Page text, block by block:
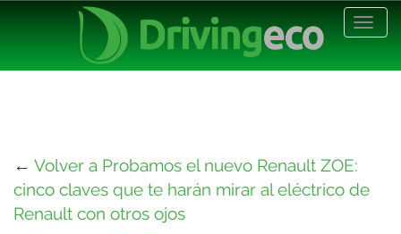
← Volver a Probamos el nuevo Renault ZOE:
cinco claves que te harán mirar al eléctrico de
Renault con otros ojos